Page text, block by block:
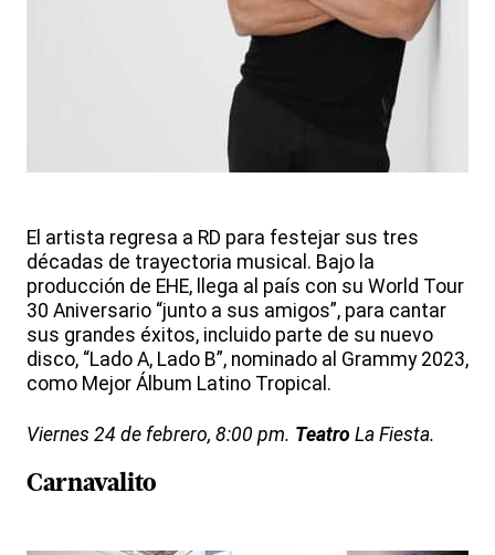
El artista regresa a RD para festejar sus tres
décadas de trayectoria musical. Bajo la
producción de EHE, llega al país con su World Tour
30 Aniversario “junto a sus amigos”, para cantar
sus grandes éxitos, incluido parte de su nuevo
disco, “Lado A, Lado B”, nominado al Grammy 2023,
como Mejor Álbum Latino Tropical.
Viernes 24 de febrero, 8:00 pm. Teatro La Fiesta.
Carnavalito